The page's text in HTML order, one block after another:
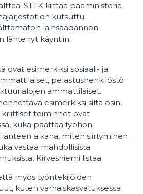
STTK kiittää pääministeriä
on kutsuttu
lainsäädännön
lähtenyt käyntiin.
ovat esimerkiksi sosiaali- ja
pelastushenkilöstö
ammattilaiset.
esimerkiksi siltä osin,
toiminnot ovat
kuka päättää työhön
aikana, miten siirtyminen
vastaa mahdollisista
Kirvesniemi listaa.
myös työntekijöiden
kuten varhaiskasvatuksessa